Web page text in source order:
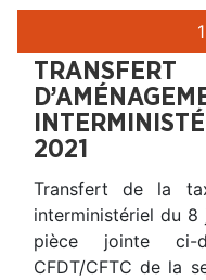
2021
Transfert de la
interministériel du 8
pièce jointe ci-
CFDT/CFTC de la